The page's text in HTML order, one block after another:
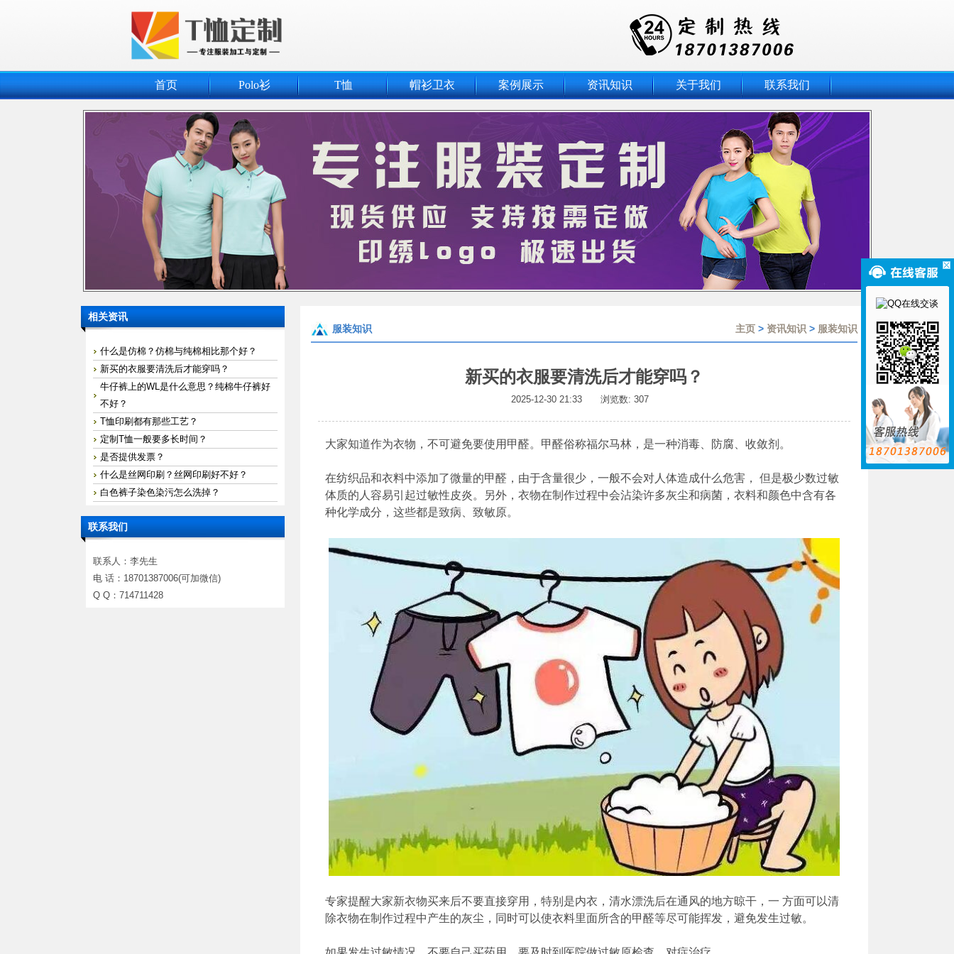
首页 Polo衫 T恤 帽衫卫衣 案例展示 资讯知识 关于我们 联系我们
相关资讯
什么是仿棉？仿棉与纯棉相比那个好？
新买的衣服要清洗后才能穿吗？
牛仔裤上的WL是什么意思？纯棉牛仔裤好
不好？
T恤印刷都有那些工艺？
定制T恤一般要多长时间？
是否提供发票？
什么是丝网印刷？丝网印刷好不好？
白色裤子染色染污怎么洗掉？
联系我们
联系人：李先生
电 话：18701387006(可加微信)
Q Q：714711428
主页 > 资讯知识 > 服装知识
服装知识
新买的衣服要清洗后才能穿吗？
2025-12-30 21:33 浏览数: 307
大家知道作为衣物，不可避免要使用甲醛。甲醛俗称福尔马林，是一种消毒、防腐、收敛剂。
在纺织品和衣料中添加了微量的甲醛，由于含量很少，一般不会对人体造成什么危害， 但是极少数过敏
体质的人容易引起过敏性皮炎。另外，衣物在制作过程中会沾染许多灰尘和病菌，衣料和颜色中含有各
种化学成分，这些都是致病、致敏原。
专家提醒大家新衣物买来后不要直接穿用，特别是内衣，清水漂洗后在通风的地方晾干，一 方面可以清
除衣物在制作过程中产生的灰尘，同时可以使衣料里面所含的甲醛等尽可能挥发，避免发生过敏。